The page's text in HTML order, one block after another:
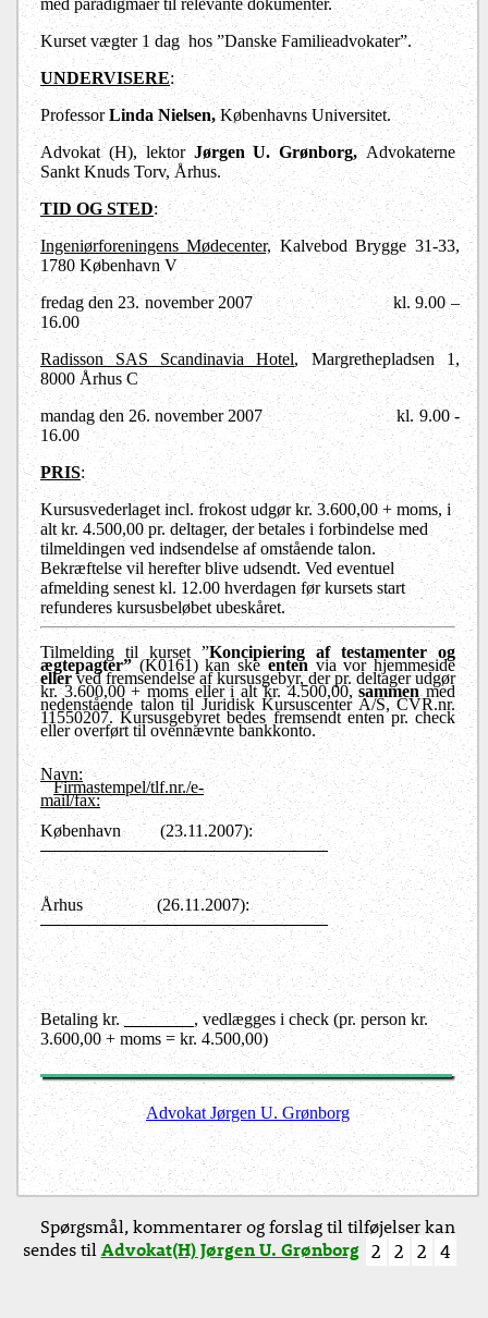
Kurset vægter 1 dag hos ”Danske Familieadvokater”.
UNDERVISERE:
ProfessorLinda Nielsen,Københavns Universitet.
Advokat (H), lektorJørgen U. Grønborg,Advokaterne
Sankt Knuds Torv, Århus.
TID OG STED:
Ingeniørforeningens Mødecenter, Kalvebod Brygge 31-33,
1780 København V
fredag den 23. november 2007
kl. 9.00 –
16.00
Radisson SAS Scandinavia Hotel, Margrethepladsen 1,
8000 Århus C
mandag den 26. november 2007
kl. 9.00 -
16.00
PRIS:
Kursusvederlaget incl. frokost udgør kr. 3.600,00 + moms, i
alt kr. 4.500,00 pr. deltager, der betales i forbindelse med
tilmeldingen ved indsendelse af omstående talon.
Bekræftelse vil herefter blive udsendt. Ved eventuel
afmelding senest kl. 12.00 hverdagen før kursets start
refunderes kursusbeløbet ubeskåret.
Tilmelding til kurset ”Koncipiering af testamenter og
ægtepagter”(K0161) kan skeenten via vor hjemmeside
ellerved fremsendelse af kursusgebyr, der pr. deltager udgør
kr. 3.600,00 + moms eller i alt kr. 4.500,00,sammenmed
nedenstående talon til Juridisk Kursuscenter A/S, CVR.nr.
11550207. Kursusgebyret bedes fremsendt enten pr. check
eller overført til ovennævnte bankkonto.
Navn:
Firmastempel/tlf.nr./e-
mail/fax:
København
(23.11.2007):
Århus (26.11.2007):
Betaling kr.
, vedlægges i check (pr. person kr.
3.600,00 + moms = kr. 4.500,00)
Advokat Jørgen U. Grønborg
Spørgsmål, kommentarer og forslag til tilføjelser kan
sendes til Advokat(H) Jørgen U. Grønborg 2 2 2 4